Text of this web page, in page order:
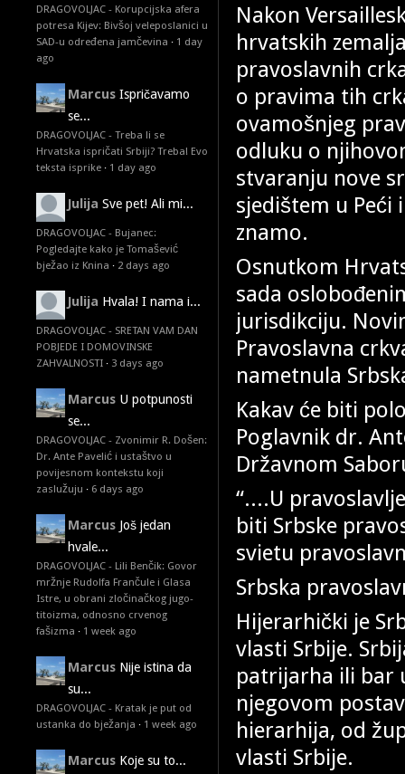
DRAGOVOLJAC - Korupcijska afera
potresa Kijev: Bivšoj veleposlanici u
SAD-u određena jamčevina · 1 day
ago
Marcus Ispričavamo
se...
DRAGOVOLJAC - Treba li se
Hrvatska ispričati Srbiji? Treba! Evo
teksta isprike · 1 day ago
Julija Sve pet! Ali mi...
DRAGOVOLJAC - Bujanec:
Pogledajte kako je Tomašević
bježao iz Knina · 2 days ago
Julija Hvala! I nama i...
DRAGOVOLJAC - SRETAN VAM DAN
POBJEDE I DOMOVINSKE
ZAHVALNOSTI · 3 days ago
Marcus U potpunosti
se...
DRAGOVOLJAC - Zvonimir R. Došen:
Dr. Ante Pavelić i ustaštvo u
povijesnom kontekstu koji
zaslužuju · 6 days ago
Marcus Još jedan
hvale...
DRAGOVOLJAC - Lili Benčik: Govor
mržnje Rudolfa Frančule i Glasa
Istre, u obrani zločinačkog jugo-
titoizma, odnosno crvenog
fašizma · 1 week ago
Marcus Nije istina da
su...
DRAGOVOLJAC - Kratak je put od
ustanka do bježanja · 1 week ago
Marcus Koje su to...
Nakon
hrvatskih
pravoslavnih
o pravima tih
ovamošnjeg
odluku o
stvaranju nove
sjedištem u Peći
znamo.
Osnutkom
sada
jurisdikciju.
Pravoslavna
nametnula
Kakav će biti
Poglavnik dr.
Državnom
“....U
biti Srbske
svietu
Srbska
Hijerarhički je
vlasti Srbije.
patrijarha ili bar
njegovom
hierarhija, od
vlasti Srbije.